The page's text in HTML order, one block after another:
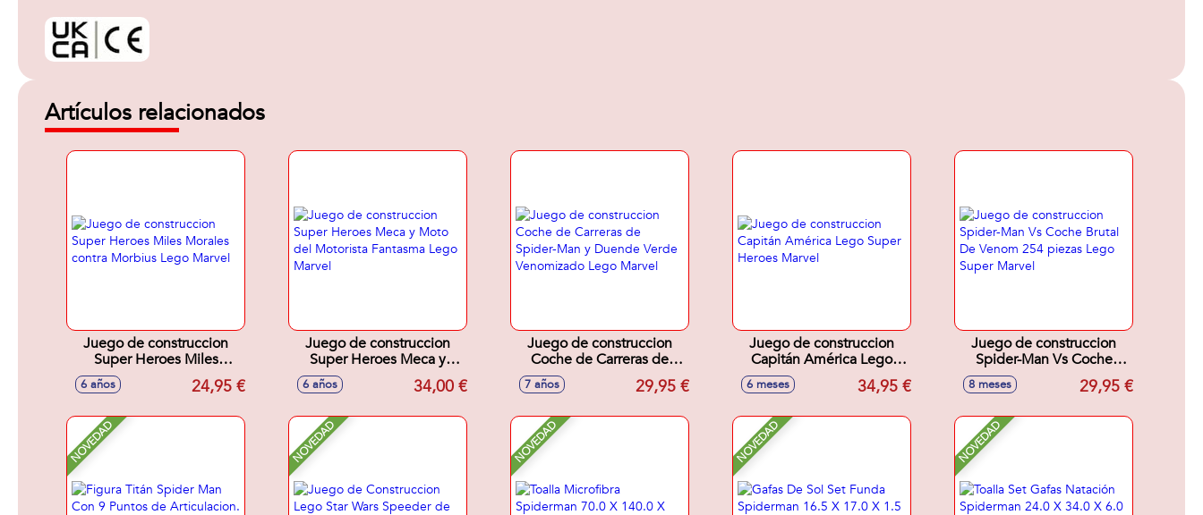
Artículos relacionados
Juego de construccion
Super Heroes Miles
Morales contra Morbius
Lego Marvel
6 años 24,95 €
Juego de construccion
Super Heroes Meca y
Moto del Motorista
Fantasma Lego Marvel
6 años 34,00 €
Juego de construccion
Coche de Carreras de
Spider-Man y Duende
Verde Venomizado Lego
7 años 29,95 €
Juego de construccion
Capitán América Lego
Super Heroes Marvel
6 meses 34,95 €
Juego de construccion
Spider-Man Vs Coche
Brutal De Venom 254
piezas Lego Super Marvel
8 meses 29,95 €
NOVEDAD NOVEDAD NOVEDAD NOVEDAD NOVEDAD